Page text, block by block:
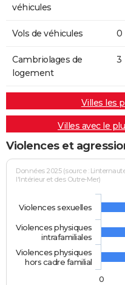
véhicules
Vols de véhicules 0
Cambriolages de
logement
3
Villes les
Villes avec le
Violences et
Données 2025 (source :
l'Intérieur et des Outre-Mer)
Violences sexuelles
Violences physiques
intrafamiliales
Violences physiques
hors cadre familial
0